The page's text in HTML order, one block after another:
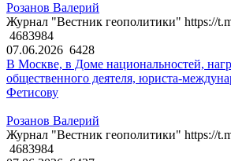
Розанов Валерий
Журнал "Вестник геополитики" https://
4683984
07.06.2026 6428
В Москве, в Доме национальностей,
общественного деятеля, юриста-
Фетисову
Розанов Валерий
Журнал "Вестник геополитики" https://
4683984